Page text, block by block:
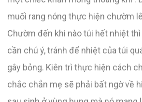
muối rang nóng thực hiện chườm
Chườm đến khi nào túi hết nhiệt
cần chú ý, tránh để nhiệt của túi
gây bỏng. Kiên trì thực hiện cách
chắc chẳn mẹ sẽ phải bất ngờ về